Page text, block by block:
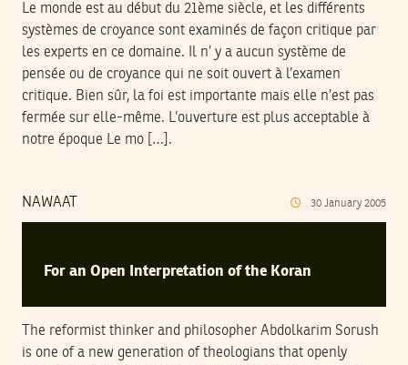
Le monde est au début du 21ème siècle, et les différents
systèmes de croyance sont examinés de façon critique par
les experts en ce domaine. Il n’ y a aucun système de
pensée ou de croyance qui ne soit ouvert à l’examen
critique. Bien sûr, la foi est importante mais elle n’est pas
fermée sur elle-même. L’ouverture est plus acceptable à
notre époque Le mo […].
NAWAAT 30 January 2005
For an Open Interpretation of the Koran
The reformist thinker and philosopher Abdolkarim Sorush
is one of a new generation of theologians that openly